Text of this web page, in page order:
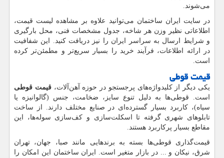
می‌شوند.
در سایت ایران ساختمان می‌توانید علاوه بر مشاهده لیست قیمت،
اطلاعاتی نظیر وزن هر شاخه، جدول مشخصات فنی، محل بارگیری
و شرایط ارسال به سراسر ایران را نیز دریافت کنید. این شفافیت
در ارائه اطلاعات، فرآیند خرید را بسیار سریع‌تر و مطمئن‌تر کرده
است.
قیمت قوطی
یکی دیگر از کلیدواژه‌های پرجستجو در حوزه آهن‌آلات،قیمت قوطی
است. قوطی‌ها به دلیل تنوع سایز، ضخامت، جنس (گالوانیزه یا
سیاه)، کاربرد بسیار گسترده‌ای در صنایع مختلف دارند. از ساخت
تابلوهای شهری گرفته تا اسکلت‌سازی و کف‌سازی سوله‌ها، این
مقاطع بسیار پرکاربرد هستند.
قیمت‌گذاری قوطی‌ها بسته به برندهایی مانند صبا، جهان، تهران
شرق، نیکان و ... در بازار متغیر است. ایران ساختمان این امکان را